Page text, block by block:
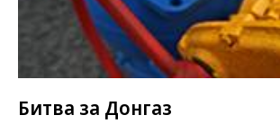
Битва за Донгаз